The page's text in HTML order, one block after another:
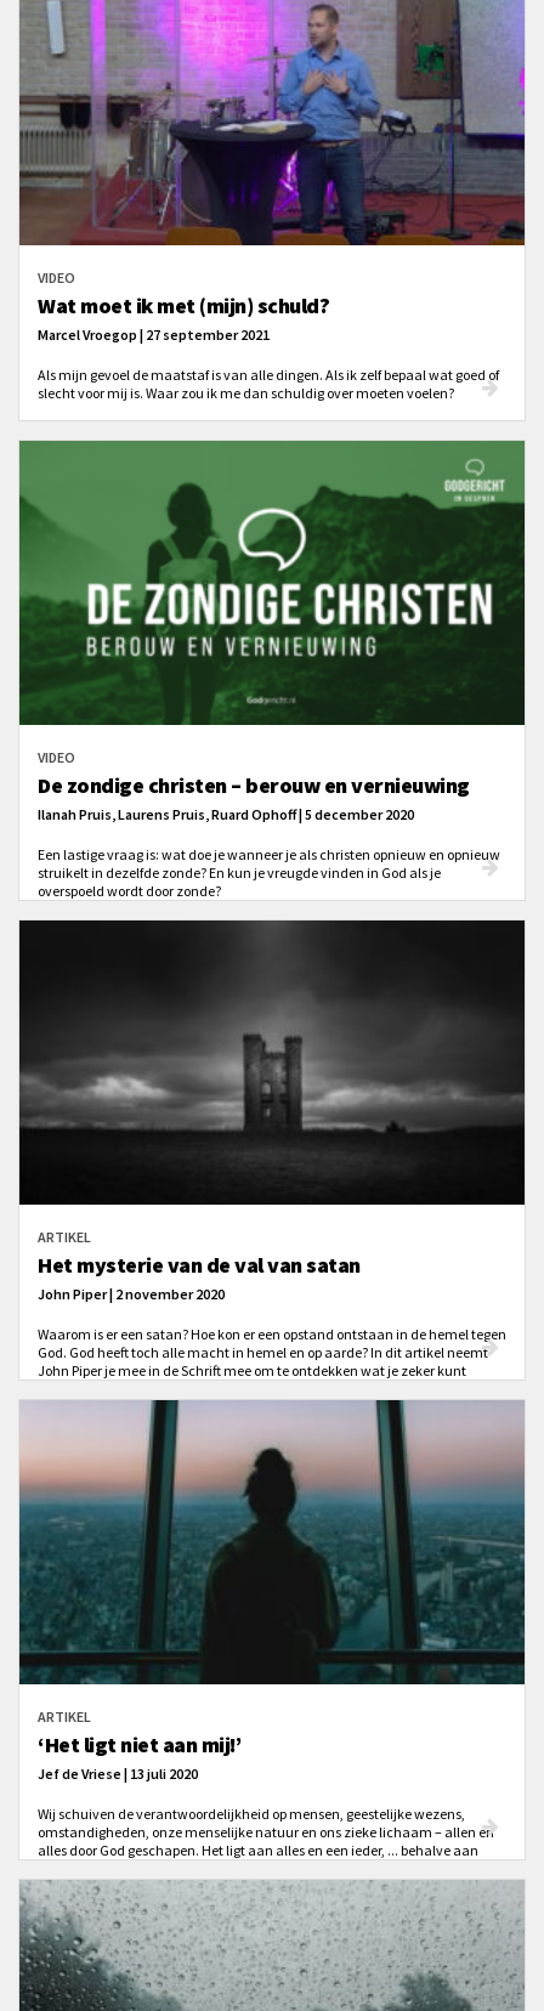
VIDEO
Wat moet ik met (mijn) schuld?
Marcel Vroegop | 27 september 2021
Als mijn gevoel de maatstaf is van alle dingen. Als ik zelf bepaal wat goed of
slecht voor mij is. Waar zou ik me dan schuldig over moeten voelen?
VIDEO
De zondige christen – berouw en vernieuwing
Ilanah Pruis, Laurens Pruis, Ruard Ophoff | 5 december 2020
Een lastige vraag is: wat doe je wanneer je als christen opnieuw en opnieuw
struikelt in dezelfde zonde? En kun je vreugde vinden in God als je
overspoeld wordt door zonde?
ARTIKEL
Het mysterie van de val van satan
John Piper | 2 november 2020
Waarom is er een satan? Hoe kon er een opstand ontstaan in de hemel tegen
God. God heeft toch alle macht in hemel en op aarde? In dit artikel neemt
John Piper je mee in de Schrift mee om te ontdekken wat je zeker kunt
ARTIKEL
‘Het ligt niet aan mij!’
Jef de Vriese | 13 juli 2020
Wij schuiven de verantwoordelijkheid op mensen, geestelijke wezens,
omstandigheden, onze menselijke natuur en ons zieke lichaam – allen en
alles door God geschapen. Het ligt aan alles en een ieder, ... behalve aan